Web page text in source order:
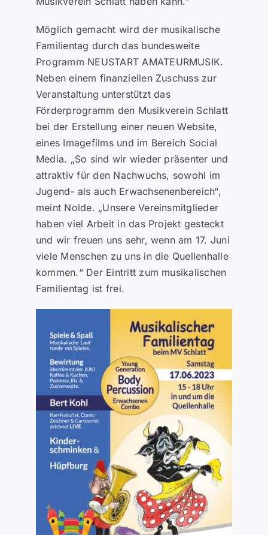
Möglich gemacht wird der musikalische
Familientag durch das bundesweite
Programm NEUSTART AMATEURMUSIK.
Neben einem finanziellen Zuschuss zur
Veranstaltung unterstützt das
Förderprogramm den Musikverein Schlatt
bei der Erstellung einer neuen Website,
eines Imagefilms und im Bereich Social
Media. „So sind wir wieder präsenter und
attraktiv für den Nachwuchs, sowohl im
Jugend- als auch Erwachsenenbereich“,
meint Nolde. „Unsere Vereinsmitglieder
haben viel Arbeit in das Projekt gesteckt
und wir freuen uns sehr, wenn am 17. Juni
viele Menschen zu uns in die Quellenhalle
kommen.“ Der Eintritt zum musikalischen
Familientag ist frei.